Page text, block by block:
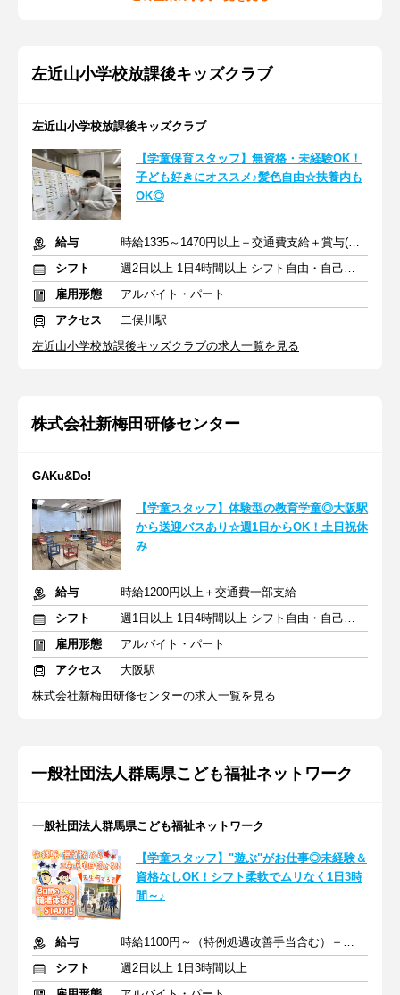
左近山小学校放課後キッズクラブ
左近山小学校放課後キッズクラブ
【学童保育スタッフ】無資格・未経験OK！
子ども好きにオススメ♪髪色自由☆扶養内も
OK◎
給与
時給1335～1470円以上＋交通費支給＋賞与(年2回)
シフト
週2日以上 1日4時間以上 シフト自由・自己申告
雇用形態
アルバイト・パート
アクセス
二俣川駅
左近山小学校放課後キッズクラブの求人一覧を見る
株式会社新梅田研修センター
GAKu&Do!
【学童スタッフ】体験型の教育学童◎大阪駅
から送迎バスあり☆週1日からOK！土日祝休
み
給与
時給1200円以上＋交通費一部支給
シフト
週1日以上 1日4時間以上 シフト自由・自己申告
雇用形態
アルバイト・パート
アクセス
大阪駅
株式会社新梅田研修センターの求人一覧を見る
一般社団法人群馬県こども福祉ネットワーク
一般社団法人群馬県こども福祉ネットワーク
【学童スタッフ】"遊ぶ"がお仕事◎未経験＆
資格なしOK！シフト柔軟でムリなく1日3時
間～♪
給与
時給1100円～（特例処遇改善手当含む）＋交通費
シフト
週2日以上 1日3時間以上